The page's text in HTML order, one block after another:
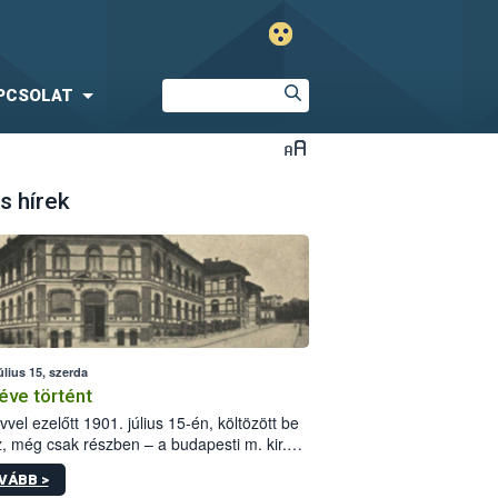
hírek
15, szerda
történt
ezelőtt 1901. július 15-én, költözött be
még csak részben – a budapesti m. kir.
állomás a Kis Rókus utca
alatti, Czigler Győző által tervezett új
>